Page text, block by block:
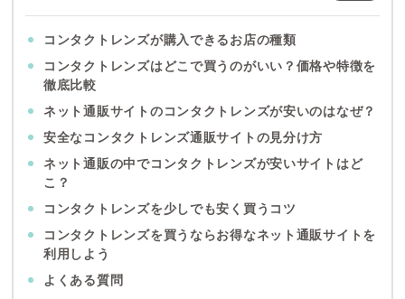
コンタクトレンズが購入できるお店の種類
コンタクトレンズはどこで買うのがいい？価格や特徴を
徹底比較
ネット通販サイトのコンタクトレンズが安いのはなぜ？
安全なコンタクトレンズ通販サイトの見分け方
ネット通販の中でコンタクトレンズが安いサイトはど
こ？
コンタクトレンズを少しでも安く買うコツ
コンタクトレンズを買うならお得なネット通販サイトを
利用しよう
よくある質問